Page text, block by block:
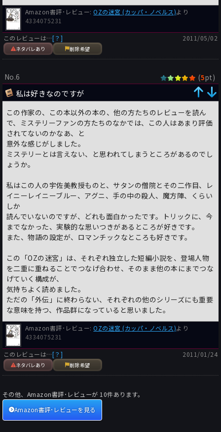
Amazon書評･レビュー:OZの迷宮 (カッパ・ノベルス)より
4334075231
このレビューは…[？]
ネタバレあり 削除希望
2011/05/02
No.6 (5pt)
私は好きなのですが
この作家の、この本以外の本の、他の方たちのレビューを読ん
で、ミステリーファンの方たちのなかでは、この人はあまり評価
されてないのかなあ、と
意外な感じがしました。
ミステリーとは言えない、と思われてしまうところがあるのでし
ょうか。
私はこの人の宇佐美教授ものと、サタンの僧院とその二作目、レ
イニーレイニーブルー、アグニ、手の中の殺人、魔方陣、くらい
しか
読んでいないのですが、どれも面白かったです。トリックに、今
までなかった、実験的な思いつきがあるところが好きです。
また、物語の設定が、ロマンチックなところも好きです。
この「OZの迷宮」は、それぞれ独立した短編小説を、登場人物
を二重に重ねることでつなげ合わせ、そのまま他の本にまでつな
げていく構成が、
気持ちよく読めました。
ただの「外伝」に終わらない、それぞれの他のシリーズにも重要
な意味を持つ、作品群になっていると思いました。
Amazon書評･レビュー:OZの迷宮 (カッパ・ノベルス)より
4334075231
このレビューは…[？]
ネタバレあり 削除希望
2011/01/24
その他、Amazon書評･レビューが10件あります。
Amazon書評･レビューを見る